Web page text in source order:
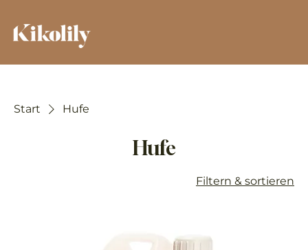
Start Hufe
Hufe
Filtern & sortieren